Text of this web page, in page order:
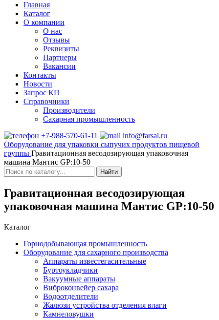
Главная
Каталог
О компании
О нас
Отзывы
Реквизиты
Партнеры
Вакансии
Контакты
Новости
Запрос КП
Справочники
Производители
Сахарная промышленность
+7-988-570-61-11
info@farsal.ru
Оборудование для упаковки сыпучих продуктов пищевой
группы Гравитационная весодозирующая упаковочная
машина Мантис GP:10-50
Найти
Гравитационная весодозирующая
упаковочная машина Мантис GP:10-50
Каталог
Горнодобывающая промышленность
Оборудование для сахарного производства
Аппараты известегасительные
Буртоукладчики
Вакуумные аппараты
Виброконвейер сахара
Водоотделители
Жалюзи устройства отделения влаги
Камнеловушки